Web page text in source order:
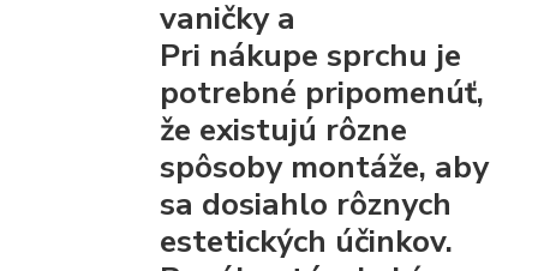
vaničky a
Pri nákupe sprchu je
potrebné pripomenúť,
že existujú rôzne
spôsoby montáže, aby
sa dosiahlo rôznych
estetických účinkov.